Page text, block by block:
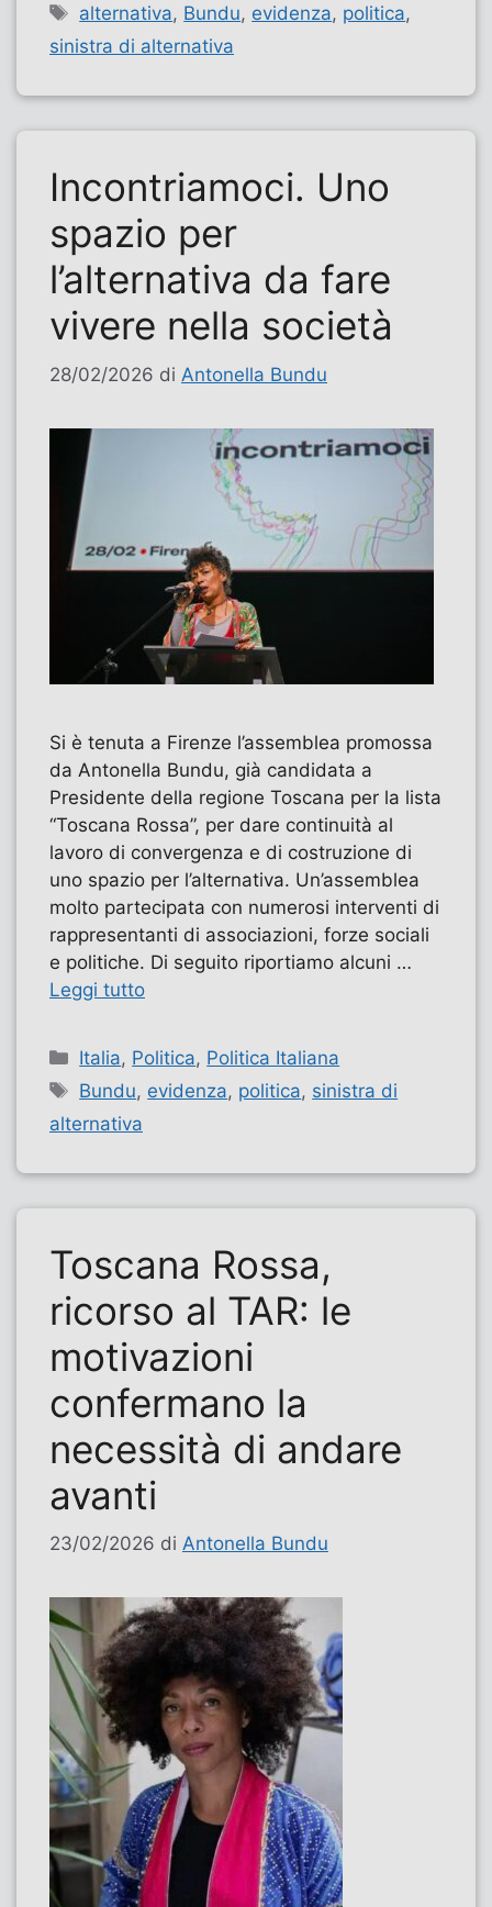
Tag
alternativa, Bundu, evidenza, politica,
sinistra di alternativa
Incontriamoci. Uno
spazio per
l’alternativa da fare
vivere nella società
28/02/2026 di Antonella Bundu
Si è tenuta a Firenze l’assemblea promossa
da Antonella Bundu, già candidata a
Presidente della regione Toscana per la lista
“Toscana Rossa”, per dare continuità al
lavoro di convergenza e di costruzione di
uno spazio per l’alternativa. Un’assemblea
molto partecipata con numerosi interventi di
rappresentanti di associazioni, forze sociali
e politiche. Di seguito riportiamo alcuni …
Leggi tutto
Categorie
Italia, Politica, Politica Italiana
Tag
Bundu, evidenza, politica, sinistra di
alternativa
Toscana Rossa,
ricorso al TAR: le
motivazioni
confermano la
necessità di andare
avanti
23/02/2026 di Antonella Bundu